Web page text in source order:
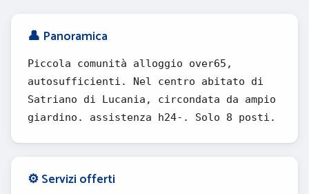
👤 Panoramica
Piccola comunità alloggio over65,
autosufficienti. Nel centro abitato di
Satriano di Lucania, circondata da ampio
giardino. assistenza h24-. Solo 8 posti.
⚙️ Servizi offerti